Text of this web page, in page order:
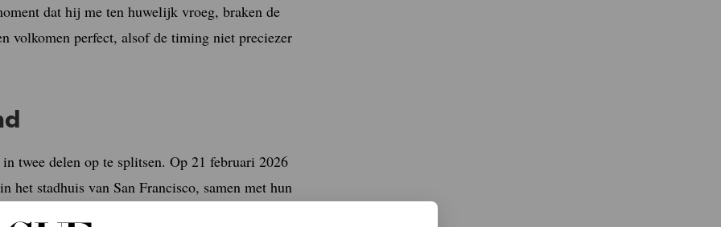
dat hij me ten huwelijk vroeg, braken de
volkomen perfect, alsof de timing niet preciezer
twee delen op te splitsen. Op 21 februari 2026
het stadhuis van San Francisco, samen met hun
en dat we ook de tijd zouden hebben